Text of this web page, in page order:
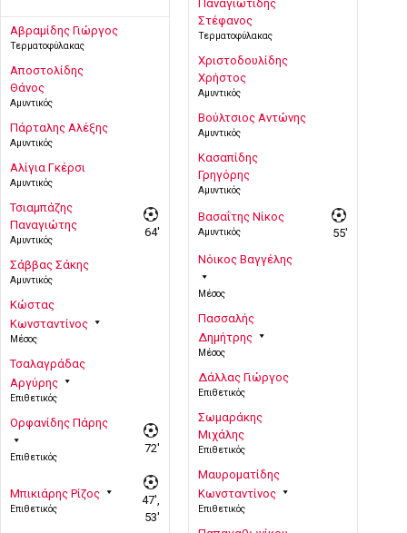
Αβραμίδης Γιώργος
Τερματοφύλακας
Αποστολίδης
Θάνος
Αμυντικός
Πάρταλης Αλέξης
Αμυντικός
Αλίγια Γκέρσι
Αμυντικός
Τσιαμπάζης
Παναγιώτης
Αμυντικός
64'
Σάββας Σάκης
Αμυντικός
Κώστας
Κωνσταντίνος
Μέσος
Τσαλαγράδας
Αργύρης
Επιθετικός
Ορφανίδης Πάρης
Επιθετικός
72'
Μπικιάρης Ρίζος
Επιθετικός
47',
53'
Παναγιωτίδης
Στέφανος
Τερματοφύλακας
Χριστοδουλίδης
Χρήστος
Αμυντικός
Βούλτσιος Αντώνης
Αμυντικός
Κασαπίδης
Γρηγόρης
Αμυντικός
Βασαΐτης Νίκος
Αμυντικός
55'
Νόικος Βαγγέλης
Μέσος
Πασσαλής
Δημήτρης
Μέσος
Δάλλας Γιώργος
Επιθετικός
Σωμαράκης
Μιχάλης
Επιθετικός
Μαυροματίδης
Κωνσταντίνος
Επιθετικός